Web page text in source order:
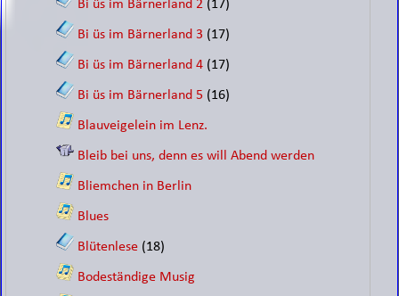
Bi üs im Bärnerland 2 (17)
Bi üs im Bärnerland 3 (17)
Bi üs im Bärnerland 4 (17)
Bi üs im Bärnerland 5 (16)
Blauveigelein im Lenz.
Bleib bei uns, denn es will Abend werden
Bliemchen in Berlin
Blues
Blütenlese (18)
Bodeständige Musig